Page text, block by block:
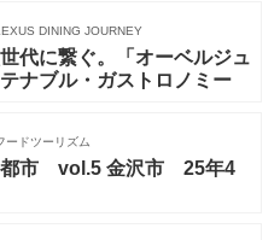
DINING JOURNEY
代に繋ぐ。「オーベルジュ
ナブル・ガストロノミー
ードツーリズム
都市 vol.5 金沢市 25年4